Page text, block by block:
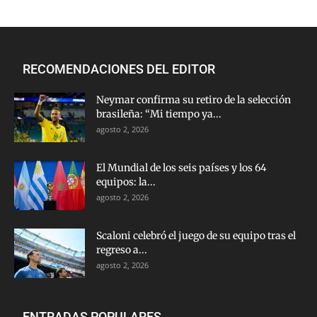
RECOMENDACIONES DEL EDITOR
Neymar confirma su retiro de la selección
brasileña: “Mi tiempo ya...
agosto 2, 2026
El Mundial de los seis países y los 64
equipos: la...
agosto 2, 2026
Scaloni celebró el juego de su equipo tras el
regreso a...
agosto 2, 2026